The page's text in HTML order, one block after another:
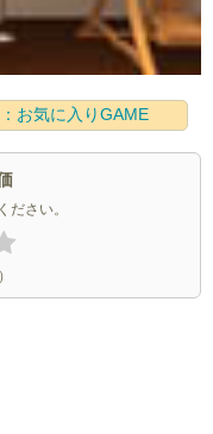
お気に入りGAME
ださい。